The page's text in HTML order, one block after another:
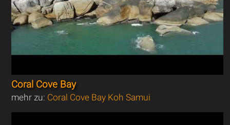
Coral Cove Bay
mehr zu: Coral Cove Bay Koh Samui